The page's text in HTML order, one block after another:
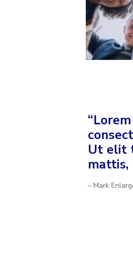
Ut elit
mattis,
– Mark